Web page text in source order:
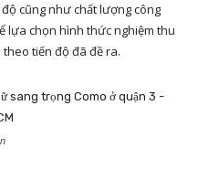
cũng như chất lượng công
lựa chọn hình thức nghiệm thu
tiến độ đã đề ra.